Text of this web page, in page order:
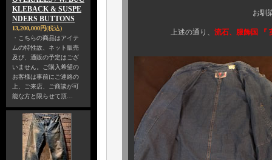
KLEBACK & SUSPE
NDERS BUTTONS
13,200,000円(税込)
・こちらの商品はアイテ
ムの特性故、ネット販売
及び、通販の予定はござ
いません。ご購入希望の
お客様は事前にご連絡の
上、ご来店、ご商談が可
能な方と限らせて頂…
お馴染みの英国ワー
上述の通り、 流石、服飾国